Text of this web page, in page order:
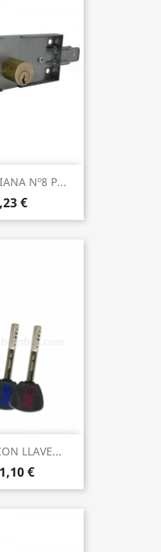
Nº8 P...
€
LLAVE...
€